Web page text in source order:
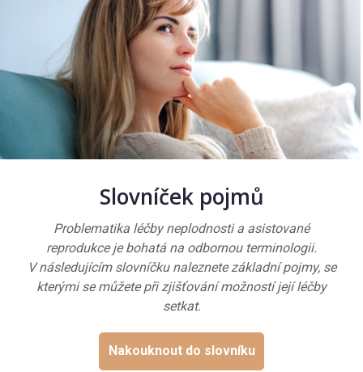
Slovníček pojmů
Problematika léčby neplodnosti a asistované
reprodukce je bohatá na odbornou terminologii.
V následujícím slovníčku naleznete základní pojmy, se
kterými se můžete při zjišťování možností její léčby
setkat.
Nakouknout do slovníku